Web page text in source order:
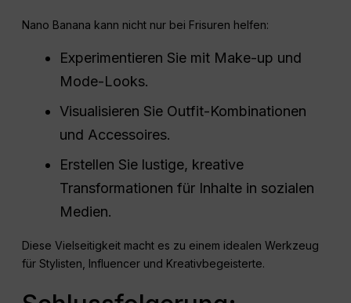
Nano Banana kann nicht nur bei Frisuren helfen:
Experimentieren Sie mit Make-up und
Mode-Looks.
Visualisieren Sie Outfit-Kombinationen
und Accessoires.
Erstellen Sie lustige, kreative
Transformationen für Inhalte in sozialen
Medien.
Diese Vielseitigkeit macht es zu einem idealen Werkzeug
für Stylisten, Influencer und Kreativbegeisterte.